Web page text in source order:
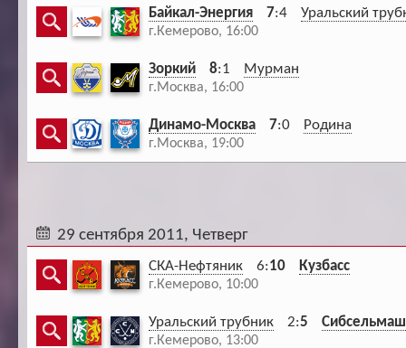
Байкал-Энергия 7:4 Уральский
г.Кемерово, 16:00
Зоркий 8:1 Мурман
г.Москва, 16:00
Динамо-Москва 7:0 Родина
г.Москва, 19:00
29 сентября 2011, Четверг
СКА-Нефтяник 6:10 Кузбасс
г.Кемерово, 10:00
Уральский трубник 2:5 Сибсельмаш
г.Кемерово, 13:00